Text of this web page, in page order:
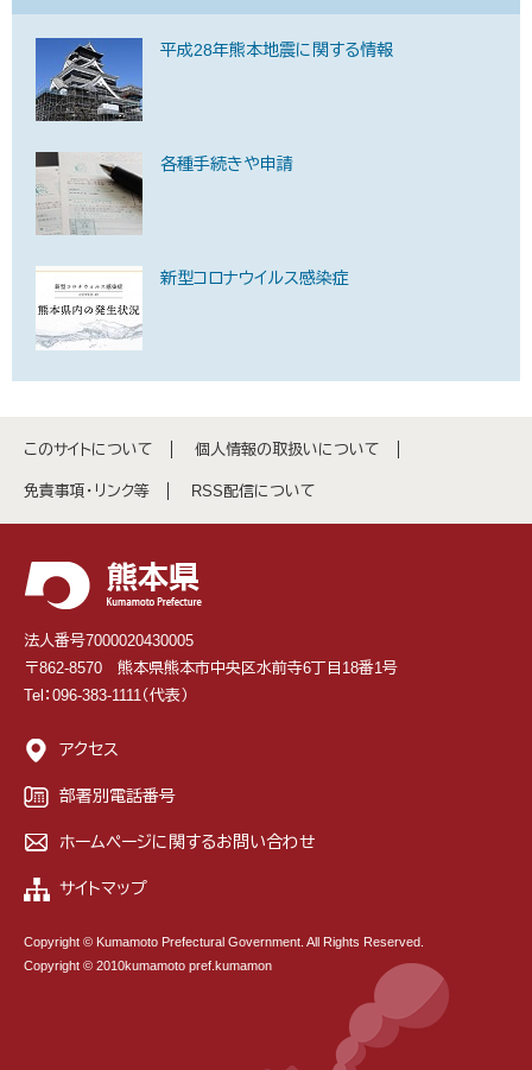
平成28年熊本地震に関する情報
各種手続きや申請
新型コロナウイルス感染症
このサイトについて 個人情報の取扱いについて
免責事項・リンク等 RSS配信について
法人番号7000020430005
〒862-8570 熊本県熊本市中央区水前寺6丁目18番1号
Tel：096-383-1111（代表）
アクセス
部署別電話番号
ホームページに関するお問い合わせ
サイトマップ
Copyright © Kumamoto Prefectural Government. All Rights Reserved.
Copyright © 2010kumamoto pref.kumamon